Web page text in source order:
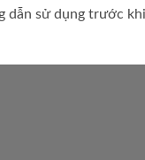
dẫn sử dụng trước